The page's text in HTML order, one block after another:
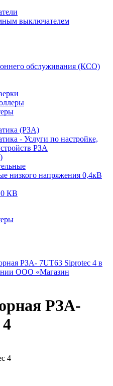
выключателем
обслуживания (КСО)
(РЗА)
- Услуги по настройке,
РЗА
низкого напряжения 0,4кВ
КВ
РЗА-
4